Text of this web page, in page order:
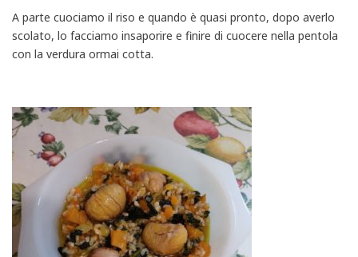
A parte cuociamo il riso e quando è quasi pronto, dopo averlo
scolato, lo facciamo insaporire e finire di cuocere nella pentola
con la verdura ormai cotta.